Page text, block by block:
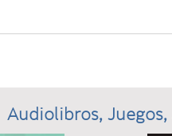
Audiolibros,